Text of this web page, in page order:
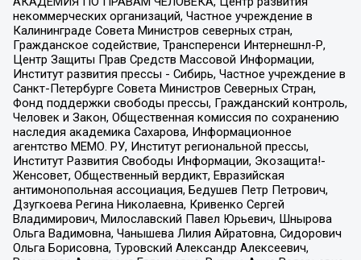
некоммерческих организаций, Частное учреждение в
Калининграде Совета Министров северных стран,
Гражданское содействие, Трансперенси Интернешнл-Р,
Центр Защиты Прав Средств Массовой Информации,
Институт развития прессы - Сибирь, Частное учреждение в
Санкт-Петербурге Совета Министров Северных Стран,
Фонд поддержки свободы прессы, Гражданский контроль,
Человек и Закон, Общественная комиссия по сохранению
наследия академика Сахарова, Информационное
агентство МЕМО. РУ, Институт региональной прессы,
Институт Развития Свободы Информации, Экозащита!-
Женсовет, Общественный вердикт, Евразийская
антимонопольная ассоциация, Бедушев Петр Петрович,
Дзугкоева Регина Николаевна, Кривенко Сергей
Владимирович, Милославский Павел Юрьевич, Шнырова
Ольга Вадимовна, Чанышева Лилия Айратовна, Сидорович
Ольга Борисовна, Туровский Александр Алексеевич,